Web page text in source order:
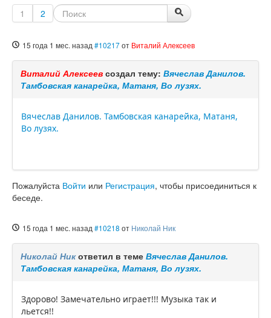
1 2
15 года 1 мес. назад #10217от Виталий Алексеев
Виталий Алексеев создал тему: Вячеслав Данилов.
Тамбовская канарейка, Матаня, Во лузях.
Вячеслав Данилов. Тамбовская канарейка, Матаня,
Во лузях.
Пожалуйста Войти или Регистрация, чтобы присоединиться к
беседе.
15 года 1 мес. назад #10218 от Николай Ник
Николай Никответил в теме Вячеслав Данилов.
Тамбовская канарейка, Матаня, Во лузях.
Здорово! Замечательно играет!!! Музыка так и
льется!!